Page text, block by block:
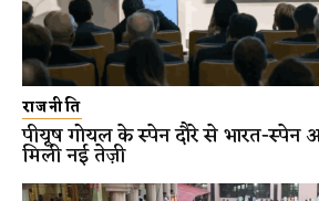
राजनीति
पीयूष गोयल के स्पेन दौरे से भारत-स्पेन
मिली नई तेज़ी